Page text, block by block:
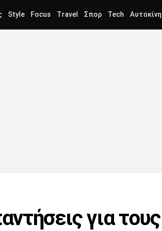
Style Focus Travel Σπορ Tech
για